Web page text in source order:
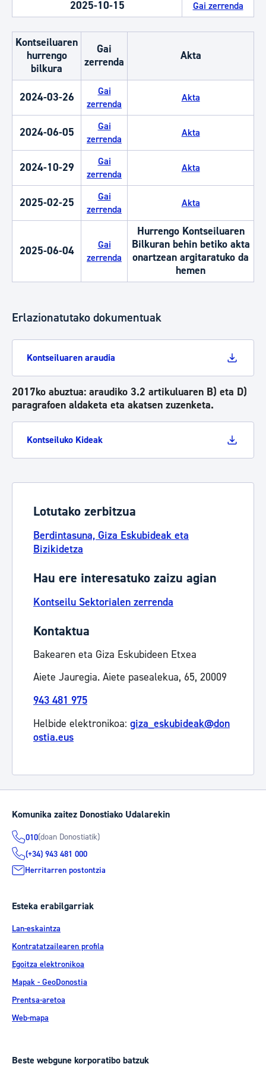
2025-10-15 Gai zerrenda
Kontseiluaren
hurrengo
bilkura
Gai
zerrenda
Akta
2024-03-26
Gai
zerrenda
Akta
2024-06-05
Gai
zerrenda
Akta
2024-10-29
Gai
zerrenda
Akta
2025-02-25
Gai
zerrenda
Akta
2025-06-04
Gai
zerrenda
Hurrengo Kontseiluaren
Bilkuran behin betiko akta
onartzean argitaratuko da
hemen
Erlazionatutako dokumentuak
Kontseiluaren araudia
2017ko abuztua: araudiko 3.2 artikuluaren B) eta D)
paragrafoen aldaketa eta akatsen zuzenketa.
Kontseiluko Kideak
Lotutako zerbitzua
Berdintasuna, Giza Eskubideak eta
Bizikidetza
Hau ere interesatuko zaizu agian
Kontseilu Sektorialen zerrenda
Kontaktua
Bakearen eta Giza Eskubideen Etxea
Aiete Jauregia. Aiete pasealekua, 65, 20009
943 481 975
Helbide elektronikoa: giza_eskubideak@don
ostia.eus
Komunika zaitez Donostiako Udalarekin
010(doan Donostiatik)
(+34) 943 481 000
Herritarren postontzia
Esteka erabilgarriak
Lan-eskaintza
Kontratatzailearen profila
Egoitza elektronikoa
Mapak - GeoDonostia
Prentsa-aretoa
Web-mapa
Beste webgune korporatibo batzuk